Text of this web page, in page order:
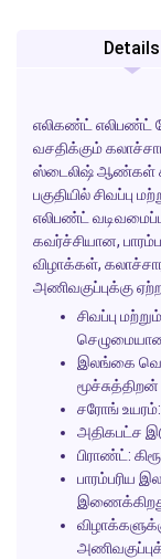
Details
எலிகண்ட் எலிபண்ட்
வசதிக்கும்
ஸ்டைலிஷ் ஆண்கள்
பகுதியில் சிவப்பு
எலிபண்ட்
கவர்ச்சியான,
விழாக்கள்,
அணிவகுப்புக்கு
சிவப்பு
இலங்கை
சரோங்
அதிகபட்ச
பிராண்ட்:
பாரம்பரிய